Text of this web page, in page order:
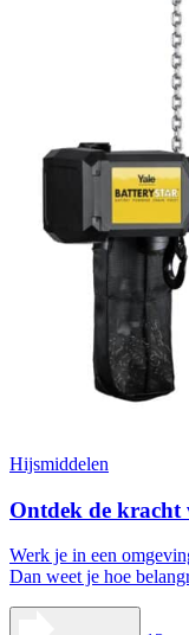
Hijsmiddelen
Ontdek de kracht
Werk je in een
Dan weet je hoe